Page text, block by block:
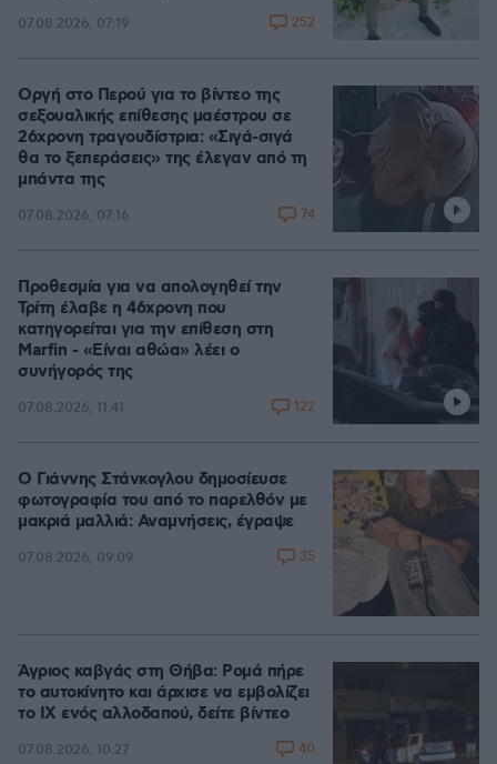
07.08.2026, 07:19 252
Οργή στο Περού για το βίντεο της
σεξουαλικής επίθεσης μαέστρου σε
26χρονη τραγουδίστρια: «Σιγά-σιγά
θα το ξεπεράσεις» της έλεγαν από τη
μπάντα της
07.08.2026, 07:16 74
Προθεσμία για να απολογηθεί την
Τρίτη έλαβε η 46χρονη που
κατηγορείται για την επίθεση στη
Marfin - «Είναι αθώα» λέει ο
συνήγορός της
07.08.2026, 11:41 122
Ο Γιάννης Στάνκογλου δημοσίευσε
φωτογραφία του από το παρελθόν με
μακριά μαλλιά: Αναμνήσεις, έγραψε
07.08.2026, 09:09 35
Άγριος καβγάς στη Θήβα: Ρομά πήρε
το αυτοκίνητο και άρχισε να εμβολίζει
το ΙΧ ενός αλλοδαπού, δείτε βίντεο
07.08.2026, 10:27 40